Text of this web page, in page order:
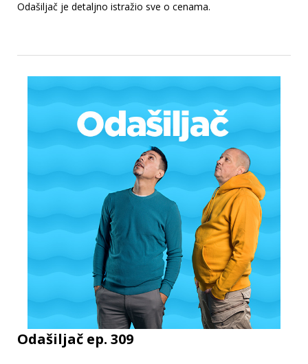
Odašiljač je detaljno istražio sve o cenama.
Odašiljač ep. 309